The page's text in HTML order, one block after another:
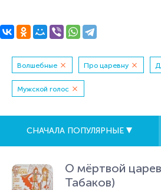
Волшебные Про царевну
Мужской голос
СНАЧАЛА ПОПУЛЯРНЫЕ
О мёртвой
Табаков)